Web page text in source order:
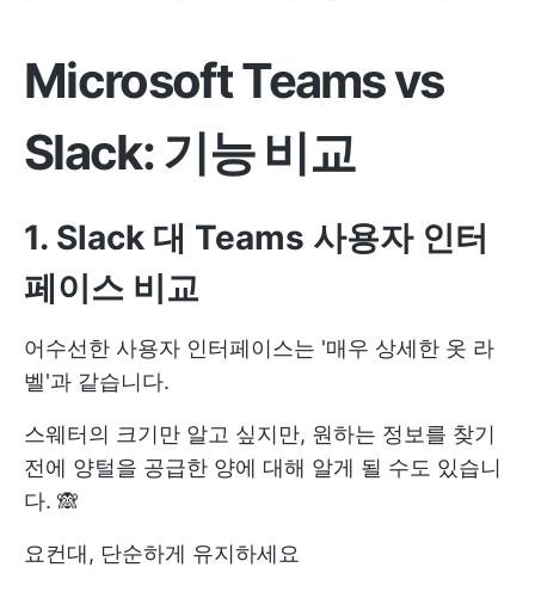
Microsoft Teams vs
Slack: 기능 비교
1. Slack 대 Teams 사용자 인터
페이스 비교
어수선한 사용자 인터페이스는 '매우 상세한 옷 라
벨'과 같습니다.
스웨터의 크기만 알고 싶지만, 원하는 정보를 찾기
전에 양털을 공급한 양에 대해 알게 될 수도 있습니
다. 🙈
요컨대, 단순하게 유지하세요